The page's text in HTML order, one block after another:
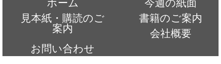
ホーム
今週の紙面
見本紙・購読のご
案内
書籍のご案内
会社概要
お問い合わせ